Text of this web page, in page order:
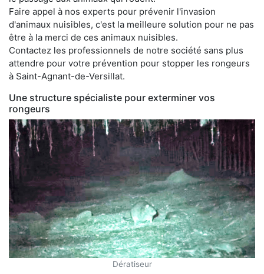
Faire appel à nos experts pour prévenir l'invasion
d'animaux nuisibles, c'est la meilleure solution pour ne pas
être à la merci de ces animaux nuisibles.
Contactez les professionnels de notre société sans plus
attendre pour votre prévention pour stopper les rongeurs
à Saint-Agnant-de-Versillat.
Une structure spécialiste pour exterminer vos
rongeurs
Dératiseur